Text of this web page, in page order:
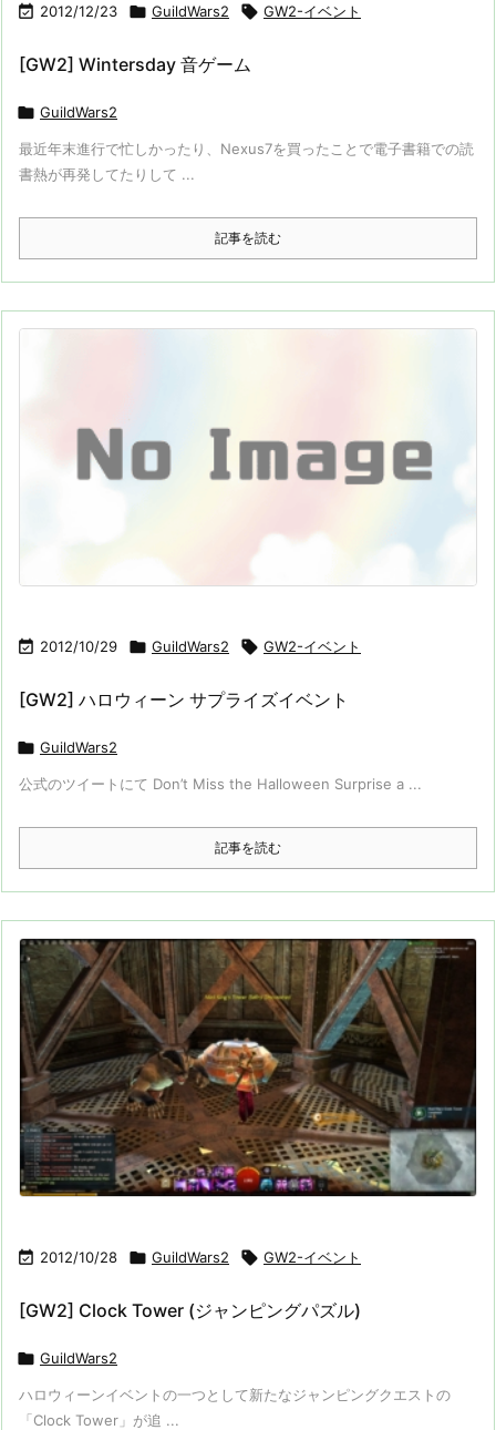
 2012/12/23  GuildWars2  GW2-イベント
[GW2] Wintersday 音ゲーム
 GuildWars2
最近年末進行で忙しかったり、Nexus7を買ったことで電子書籍での読
書熱が再発してたりして ...
記事を読む
 2012/10/29  GuildWars2  GW2-イベント
[GW2] ハロウィーン サプライズイベント
 GuildWars2
公式のツイートにて Don’t Miss the Halloween Surprise a ...
記事を読む
 2012/10/28  GuildWars2  GW2-イベント
[GW2] Clock Tower (ジャンピングパズル)
 GuildWars2
ハロウィーンイベントの一つとして新たなジャンピングクエストの
「Clock Tower」が追 ...